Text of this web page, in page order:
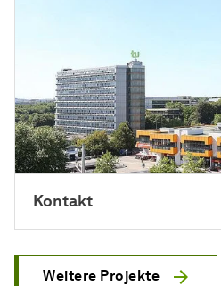
Kontakt
Weitere Projekte